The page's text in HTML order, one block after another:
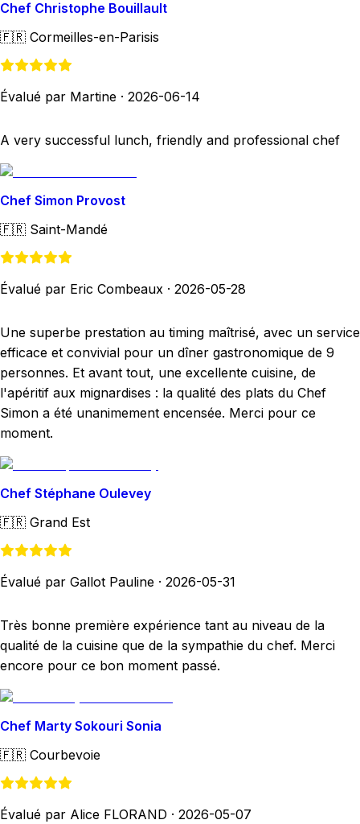
Chef Christophe Bouillault
🇫🇷 Cormeilles-en-Parisis
Évalué par Martine · 2026-06-14
A very successful lunch, friendly and professional chef
Chef Simon Provost
🇫🇷 Saint-Mandé
Évalué par Eric Combeaux · 2026-05-28
Une superbe prestation au timing maîtrisé, avec un service
efficace et convivial pour un dîner gastronomique de 9
personnes. Et avant tout, une excellente cuisine, de
l'apéritif aux mignardises : la qualité des plats du Chef
Simon a été unanimement encensée. Merci pour ce
moment.
Chef Stéphane Oulevey
🇫🇷 Grand Est
Évalué par Gallot Pauline · 2026-05-31
Très bonne première expérience tant au niveau de la
qualité de la cuisine que de la sympathie du chef. Merci
encore pour ce bon moment passé.
Chef Marty Sokouri Sonia
🇫🇷 Courbevoie
Évalué par Alice FLORAND · 2026-05-07